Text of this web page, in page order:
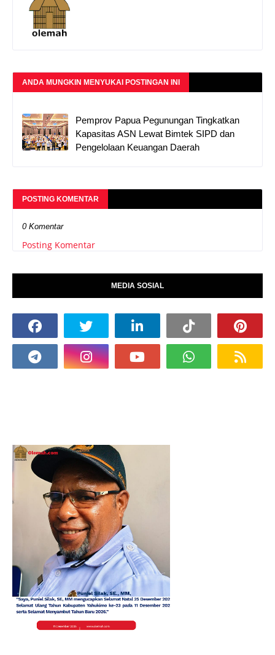
ANDA MUNGKIN MENYUKAI POSTINGAN INI
Pemprov Papua Pegunungan Tingkatkan
Kapasitas ASN Lewat Bimtek SIPD dan
Pengelolaan Keuangan Daerah
POSTING KOMENTAR
0 Komentar
Posting Komentar
MEDIA SOSIAL